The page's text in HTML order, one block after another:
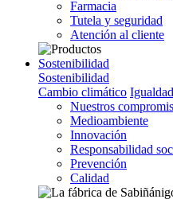
Farmacia
Tutela y seguridad
Atención al cliente
Sostenibilidad
Sostenibilidad
Cambio climático
Nuestros
Medioambiente
Innovación
Responsabilidad
Prevención
Calidad